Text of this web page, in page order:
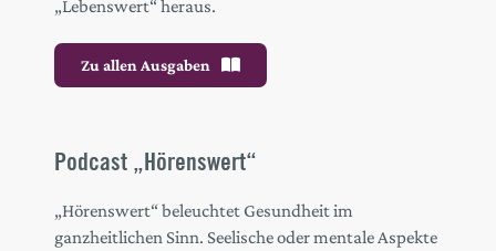
„Lebenswert“ heraus.
Zu allen Ausgaben
Podcast „Hörenswert“
„Hörenswert“ beleuchtet Gesundheit im
ganzheitlichen Sinn. Seelische oder mentale Aspekte